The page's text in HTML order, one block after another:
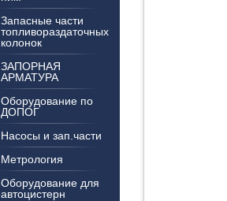
Запасные части
топливораздаточных
колонок
ЗАПОРНАЯ
АРМАТУРА
Оборудование по
ДОПОГ
Насосы и зап.части
Метрология
Оборудование для
автоцистерн